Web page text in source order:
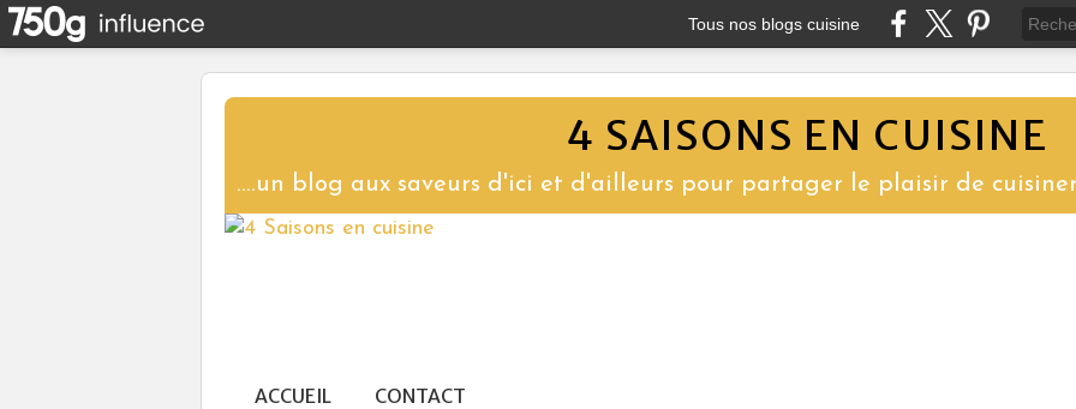
Tous nos blogs cuisine
4 SAISONS EN CUISINE
ACCUEIL CONTACT